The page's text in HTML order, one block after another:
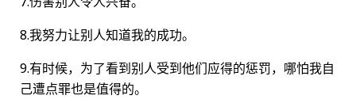
8.我努力让别人知道我的成功。
9.有时候，为了看到别人受到他们应得的惩罚，哪怕我自
己遭点罪也是值得的。